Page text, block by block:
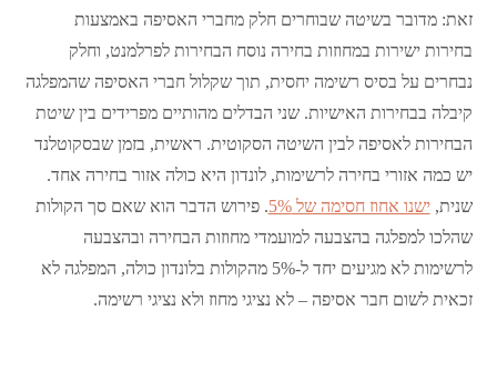
זאת: מדובר בשיטה שבוחרים חלק מחברי האסיפה באמצעות
בחירות ישירות במחוזות בחירה נוסח הבחירות לפרלמנט, וחלק
נבחרים על בסיס רשימה יחסית, תוך שקלול חברי האסיפה שהמפלגה
קיבלה בבחירות האישיות. שני הבדלים מהותיים מפרידים בין שיטת
הבחירות לאסיפה לבין השיטה הסקוטית. ראשית, בזמן שבסקוטלנד
יש כמה אזורי בחירה לרשימות, לונדון היא כולה אזור בחירה אחד.
שנית,ישנו אחוז חסימה של 5%
. פירוש הדבר הוא שאם סך הקולות
שהלכו למפלגה בהצבעה למועמדי מחוזות הבחירה ובהצבעה
לרשימות לא מגיעים יחד ל-5% מהקולות בלונדון כולה, המפלגה לא
זכאית לשום חבר אסיפה – לא נציגי מחוז ולא נציגי רשימה.